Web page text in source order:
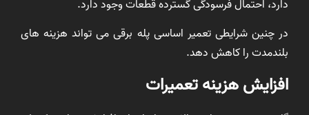
دارد، احتمال فرسودگی گسترده قطعات وجود دارد.
در چنین شرایطی تعمیر اساسی پله برقی می تواند هزینه های
بلندمدت را کاهش دهد.
افزایش هزینه تعمیرات